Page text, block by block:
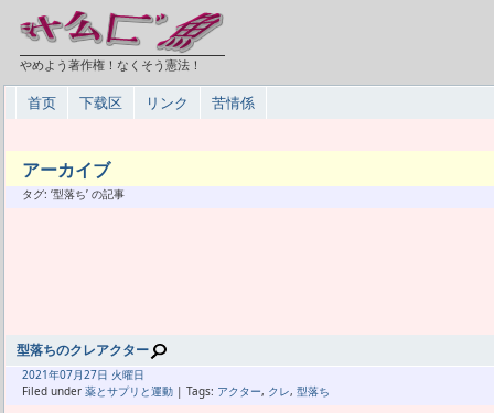
やめよう著作権！なくそう憲法！
首页 下载区 リンク 苦情係
アーカイブ
タグ: ‘型落ち’ の記事
型落ちのクレアクター
2021年07月27日 火曜日
Filed under 薬とサプリと運動 | Tags: アクター, クレ, 型落ち